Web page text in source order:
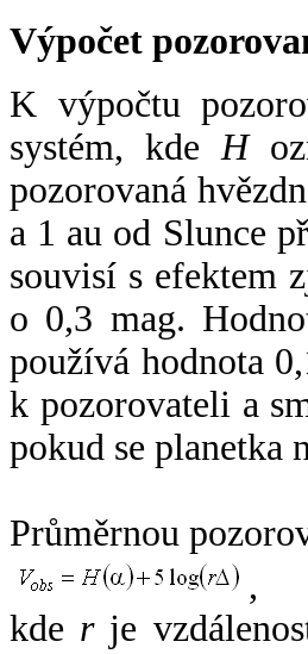
Výpočet
K výpočtu
systém, kde H
pozorovaná
a 1 au od Slunce
souvisí s efektem
o 0,3 mag.
používá hodnota
k pozorovateli a
pokud se planetka
Průměrnou
,
kde rje